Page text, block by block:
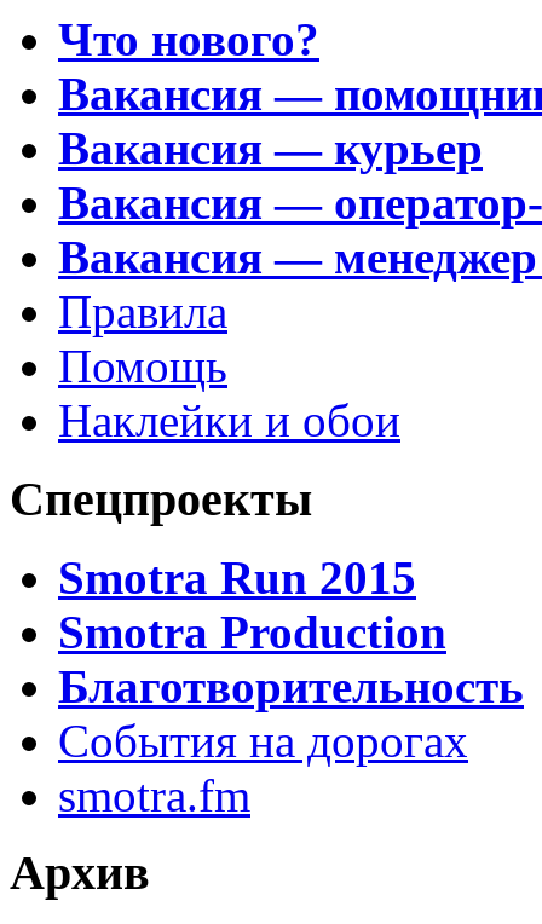
Что нового?
Вакансия —
Вакансия — курьер
Вакансия —
Вакансия —
Правила
Помощь
Наклейки и обои
Спецпроекты
Smotra Run 2015
Smotra Production
Благотворительность
События на дорогах
smotra.fm
Архив